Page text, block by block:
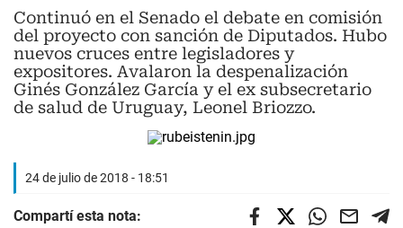
Continuó en el Senado el debate en comisión
del proyecto con sanción de Diputados­. Hubo
nuevos cruces entre legisladores y
expositores. Avalaron la despenalización
Ginés González García y el ex subsecretario
de salud de Uruguay, Leonel Briozzo.­
24 de julio de 2018 - 18:51
Compartí esta nota: